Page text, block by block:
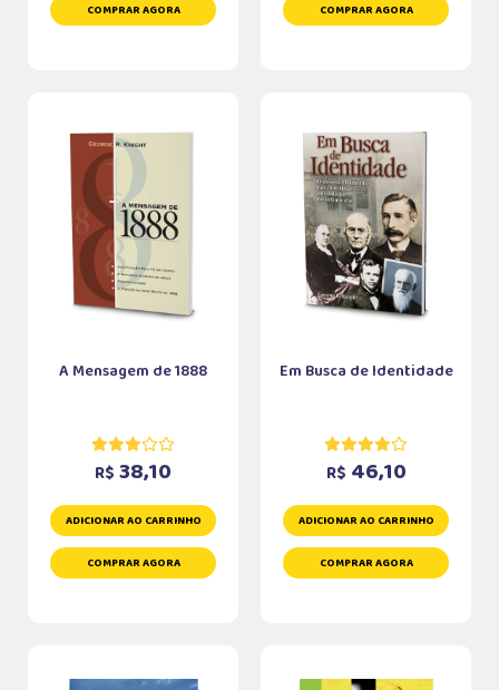
COMPRAR AGORA COMPRAR AGORA
A Mensagem de 1888
R$ 38,10
ADICIONAR AO CARRINHO
COMPRAR AGORA
Em Busca de Identidade
R$ 46,10
ADICIONAR AO CARRINHO
COMPRAR AGORA